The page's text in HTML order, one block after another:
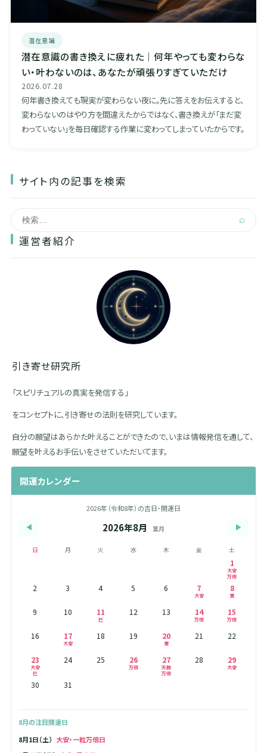
潜在意識
潜在意識の書き換えに疲れた｜何年やっても変わらな
い・叶わないのは、あなたが頑張りすぎていただけ
2026.07.28
何年書き換えても現実が変わらない夜に。先に答えをお伝えすると、
変わらないのはやり方を間違えたからではなく、書き換えが「まだ変
わっていない」を毎日確認する作業に変わってしまっていたからです。
サイト内の記事を検索
⌕
運営者紹介
引き寄せ研究所
「スピリチュアルの真実を発信する」
をコンセプトに、引き寄せの法則を研究しています。
自分の願望はあらかた叶えることができたので、いまは情報発信を通して、
願望を叶えるお手伝いをさせていただいてます。
開運カレンダー
2026年（令和8年）の吉日・開運日
◀ 2026年8月 葉月 ▶
日 月 火 水 木 金 土
1
大安
万倍
2 3 4 5 6 7
大安
8
寅
9 10 11
巳
12 13 14
万倍
15
万倍
16 17
大安
18 19 20
寅
21 22
23
大安
巳
24 25 26
万倍
27
天赦
万倍
28 29
大安
30 31
8月の注目開運日
8月1日（土） 大安・一粒万倍日